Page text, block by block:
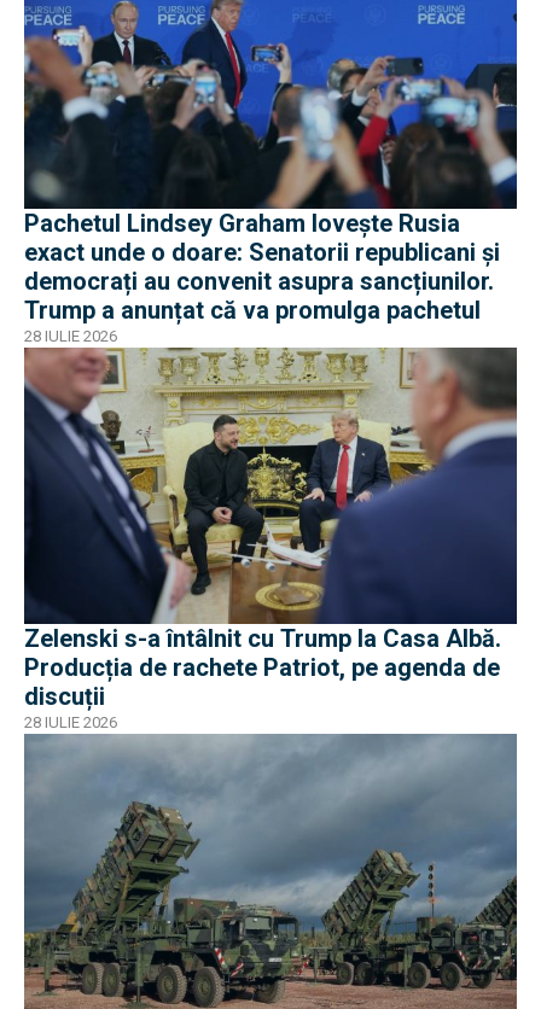
Pachetul Lindsey Graham lovește Rusia
exact unde o doare: Senatorii republicani și
democrați au convenit asupra sancțiunilor.
Trump a anunțat că va promulga pachetul
28 IULIE 2026
Zelenski s-a întâlnit cu Trump la Casa Albă.
Producția de rachete Patriot, pe agenda de
discuții
28 IULIE 2026